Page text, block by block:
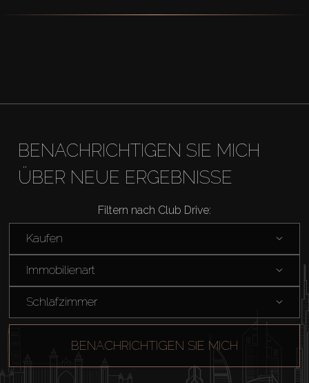
BENACHRICHTIGEN SIE MICH
ÜBER NEUE ERGEBNISSE
Filtern nach Club Drive:
Kaufen
Immobilienart
Schlafzimmer
BENACHRICHTIGEN SIE MICH